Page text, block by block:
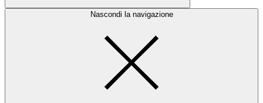
Nascondi la navigazione